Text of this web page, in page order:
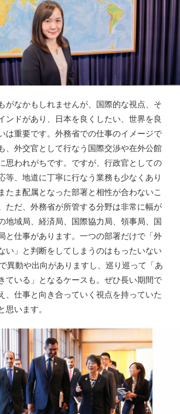
がなかもしれませんが、国際的な視点、そ
ンドがあり、日本を良くしたい、世界を良
は重要です。外務省での仕事のイメージで
、外交官として行なう国際交渉や在外公館
思われがちです。ですが、行政官としての
等、地道に丁寧に行なう業務も少なくあり
たま配属となった部署と相性が合わないこ
ただ、外務省が所管する分野は非常に幅が
地域局、経済局、国際協力局、領事局、国
と仕事があります。一つの部署だけで「外
い」と判断をしてしまうのはもったいない
異動や出向がありますし、巡り巡って「あ
ている」となるケースも。ぜひ長い期間で
、仕事と向き合っていく視点を持っていた
思います。